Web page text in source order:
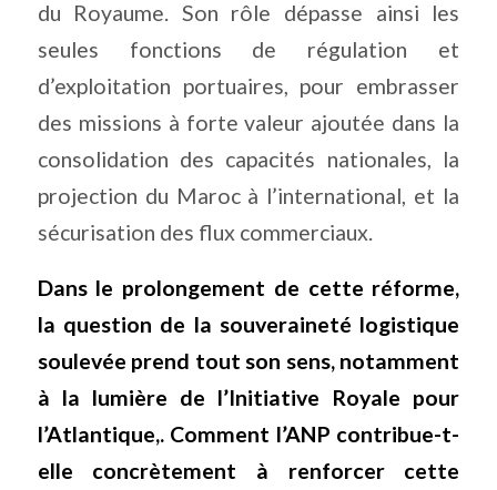
du Royaume. Son rôle dépasse ainsi les
seules fonctions de régulation et
d’exploitation portuaires, pour embrasser
des missions à forte valeur ajoutée dans la
consolidation des capacités nationales, la
projection du Maroc à l’international, et la
sécurisation des flux commerciaux.
Dans le prolongement de cette réforme,
la question de la souveraineté logistique
soulevée prend tout son sens, notamment
à la lumière de l’Initiative Royale pour
l’Atlantique,. Comment l’ANP contribue-t-
elle concrètement à renforcer cette